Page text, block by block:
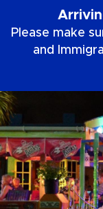
Please make
and